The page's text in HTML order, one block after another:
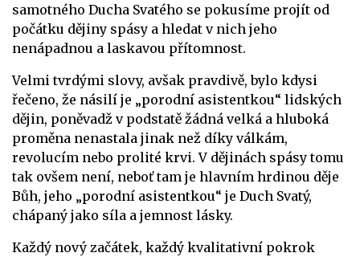
samotného Ducha Svatého se pokusíme projít od
počátku dějiny spásy a hledat v nich jeho
nenápadnou a laskavou přítomnost.
Velmi tvrdými slovy, avšak pravdivě, bylo kdysi
řečeno, že násilí je „porodní asistentkou“ lidských
dějin, poněvadž v podstatě žádná velká a hluboká
proměna nenastala jinak než díky válkám,
revolucím nebo prolité krvi. V dějinách spásy tomu
tak ovšem není, neboť tam je hlavním hrdinou děje
Bůh, jeho „porodní asistentkou“ je Duch Svatý,
chápaný jako síla a jemnost lásky.
Každý nový začátek, každý kvalitativní pokrok